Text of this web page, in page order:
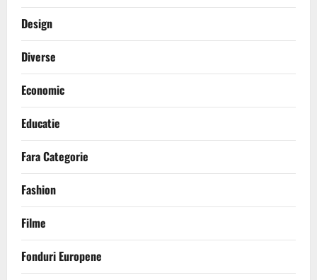
Design
Diverse
Economic
Educatie
Fara Categorie
Fashion
Filme
Fonduri Europene